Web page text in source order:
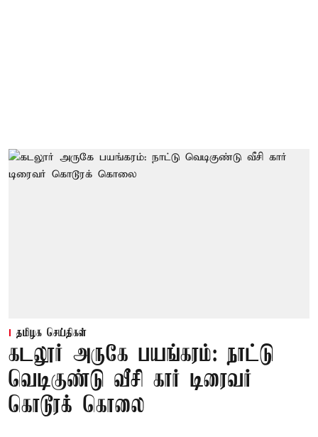
தமிழக செய்திகள்
கடலூர் அருகே பயங்கரம்: நாட்டு
வெடிகுண்டு வீசி கார் டிரைவர்
கொடூரக் கொலை